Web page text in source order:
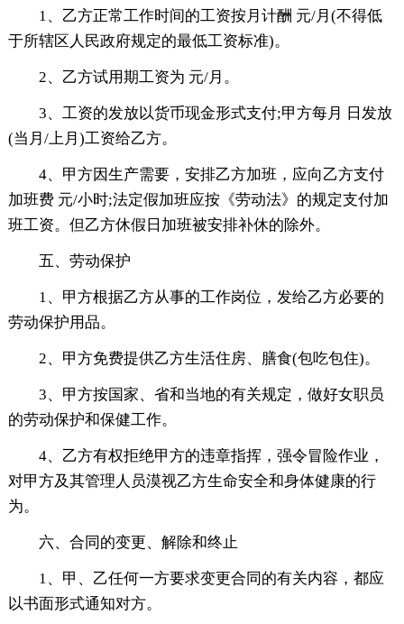
1、乙方正常工作时间的工资按月计酬 元/月(不得低
于所辖区人民政府规定的最低工资标准)。
2、乙方试用期工资为 元/月。
3、工资的发放以货币现金形式支付;甲方每月 日发放
(当月/上月)工资给乙方。
4、甲方因生产需要，安排乙方加班，应向乙方支付
加班费 元/小时;法定假加班应按《劳动法》的规定支付加
班工资。但乙方休假日加班被安排补休的除外。
五、劳动保护
1、甲方根据乙方从事的工作岗位，发给乙方必要的
劳动保护用品。
2、甲方免费提供乙方生活住房、膳食(包吃包住)。
3、甲方按国家、省和当地的有关规定，做好女职员
的劳动保护和保健工作。
4、乙方有权拒绝甲方的违章指挥，强令冒险作业，
对甲方及其管理人员漠视乙方生命安全和身体健康的行
为。
六、合同的变更、解除和终止
1、甲、乙任何一方要求变更合同的有关内容，都应
以书面形式通知对方。